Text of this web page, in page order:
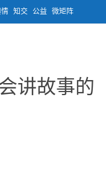
知交 公益 微矩阵
讲故事的